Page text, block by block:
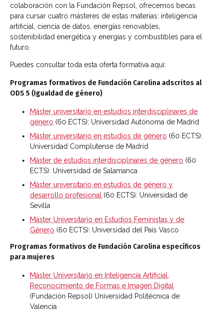
colaboración con la Fundación Repsol, ofrecemos becas
para cursar cuatro másteres de estas materias: inteligencia
artificial, ciencia de datos, energías renovables,
sostenibilidad energética y energías y combustibles para el
futuro.
Puedes consultar toda esta oferta formativa aquí:
Programas formativos de Fundación Carolina adscritos al
ODS 5 (Igualdad de género)
Máster universitario en estudios interdisciplinares de
género (60 ECTS): Universidad Autónoma de Madrid
Máster universitario en estudios de género (60 ECTS):
Universidad Complutense de Madrid
Máster de estudios interdisciplinares de género (60
ECTS): Universidad de Salamanca
Máster universitario en estudios de género y
desarrollo profesional
(60 ECTS): Universidad de
Sevilla
Máster Universitario en Estudios Feministas y de
Género (60 ECTS): Universidad del País Vasco
Programas formativos de Fundación Carolina específicos
para mujeres
Máster Universitario en Inteligencia Artificial,
Reconocimiento de Formas e Imagen Digital
(Fundación Repsol) Universidad Politécnica de
Valencia